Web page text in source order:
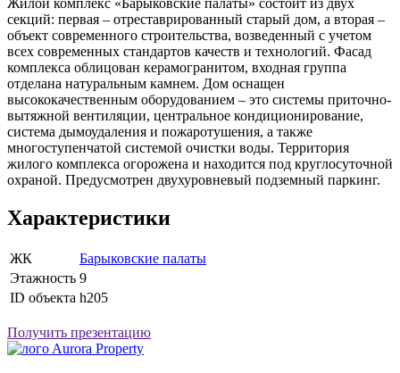
Жилой комплекс «Барыковские палаты» состоит из двух
секций: первая – отреставрированный старый дом, а вторая –
объект современного строительства, возведенный с учетом
всех современных стандартов качеств и технологий. Фасад
комплекса облицован керамогранитом, входная группа
отделана натуральным камнем. Дом оснащен
высококачественным оборудованием – это системы приточно-
вытяжной вентиляции, центральное кондиционирование,
система дымоудаления и пожаротушения, а также
многоступенчатой системой очистки воды. Территория
жилого комплекса огорожена и находится под круглосуточной
охраной. Предусмотрен двухуровневый подземный паркинг.
Характеристики
ЖК
Барыковские палаты
Этажность 9
ID объекта h205
Получить презентацию
Aurora Property